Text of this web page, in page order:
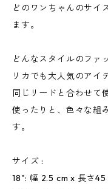
どのワンちゃんのサイ
ます。
どんなスタイルのファ
リカでも大人気のアイ
同じリードと合わせて
使ったりと、色々な組
す。
サイズ :
18": 幅 2.5 cm x 長さ45